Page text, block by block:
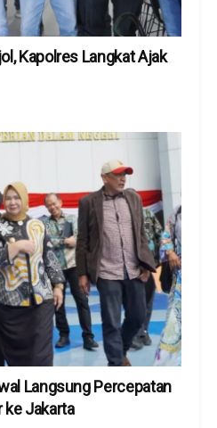
Kapolres Langkat Ajak
Langsung Percepatan
ke Jakarta